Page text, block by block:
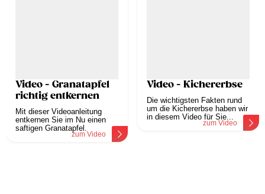
Video - Granatapfel
richtig entkernen
Mit dieser Videoanleitung
entkernen Sie im Nu einen
saftigen Granatapfel.
zum Video
Video - Kichererbse
Die wichtigsten Fakten rund
um die Kichererbse haben wir
in diesem Video für Sie...
zum Video